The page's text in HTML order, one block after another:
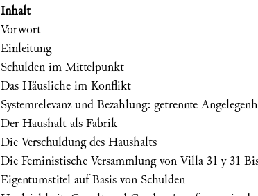
Inhalt
Vorwort
Einleitung
Schulden im Mittelpunkt
Das Häusliche im Konflikt
Systemrelevanz und Bezahlung: getrennte
Der Haushalt als Fabrik
Die Verschuldung des Haushalts
Die Feministische Versammlung von Villa 31 y 31
Eigentumstitel auf Basis von Schulden